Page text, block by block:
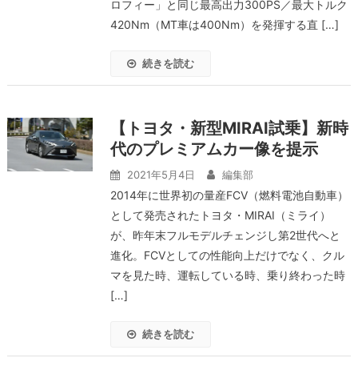
ロフィー」と同じ最高出力300PS／最大トルク
420Nm（MT車は400Nm）を発揮する直 […]
続きを読む
【トヨタ・新型MIRAI試乗】新時
代のプレミアムカー像を提示
2021年5月4日 編集部
2014年に世界初の量産FCV（燃料電池自動車）
として発売されたトヨタ・MIRAI（ミライ）
が、昨年末フルモデルチェンジし第2世代へと
進化。FCVとしての性能向上だけでなく、クル
マを見た時、運転している時、乗り終わった時
[…]
続きを読む